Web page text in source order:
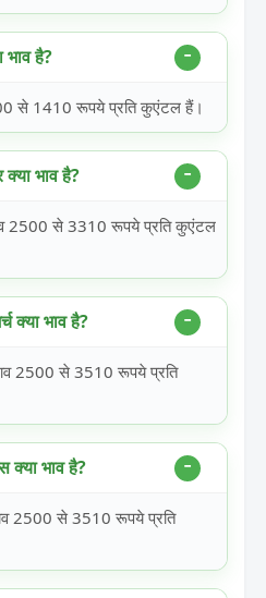
है?
से 1410 रूपये प्रति कुएंटल हैं।
भाव है?
2500 से 3310 रूपये प्रति कुएंटल
क्या भाव है?
2500 से 3510 रूपये प्रति
भाव है?
2500 से 3510 रूपये प्रति